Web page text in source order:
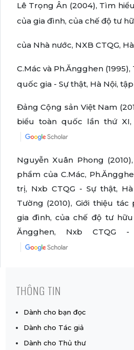
Lê Trọng Ân (2004), Tìm
của gia đình, của chế độ tư
của Nhà nước, NXB CTQG,
C.Mác và Ph.Ăngghen
quốc gia - Sự thật, Hà Nội, tập
Đảng Cộng sản Việt Nam
biểu toàn quốc lần thứ XI,
Nguyễn Xuân Phong
phẩm của C.Mác,
trị, Nxb CTQG - Sự thật,
Tường (2010), Giới thiệu
gia đình, của chế độ tư
Ăngghen, Nxb CTQG
THÔNG TIN
Dành cho bạn đọc
Dành cho Tác giả
Dành cho Thủ thư